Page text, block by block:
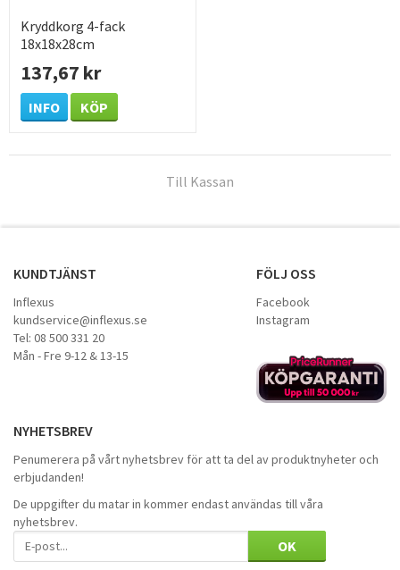
Kryddkorg 4-fack
18x18x28cm
137,67 kr
INFO KÖP
Till Kassan
KUNDTJÄNST
Inflexus
kundservice@inflexus.se
Tel: 08 500 331 20
Mån - Fre 9-12 & 13-15
FÖLJ OSS
Facebook
Instagram
NYHETSBREV
Penumerera på vårt nyhetsbrev för att ta del av produktnyheter och
erbjudanden!
De uppgifter du matar in kommer endast användas till våra
nyhetsbrev.
OK